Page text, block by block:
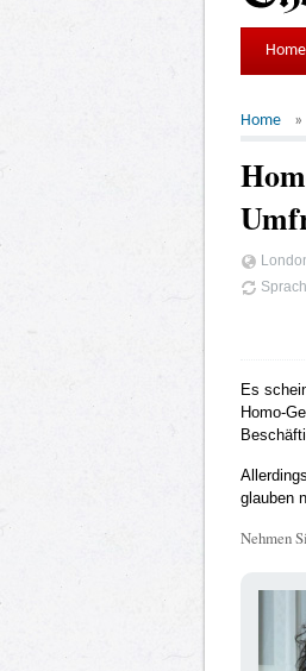
Home
Home
Es
Homo-
glauben
Nehmen